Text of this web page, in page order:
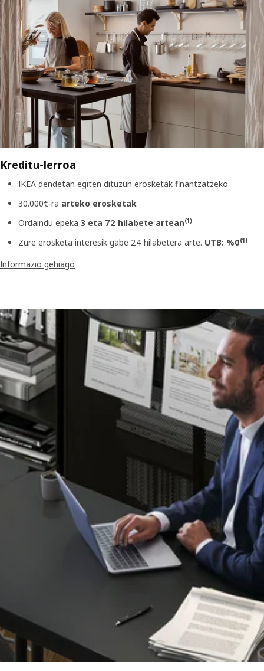
Kreditu-lerroa
IKEA dendetan egiten dituzun erosketak finantzatzeko
30.000€-ra arteko erosketak
Ordaindu epeka 3 eta 72 hilabete artean(1)
Zure erosketa interesik gabe 24 hilabetera arte. UTB: %0(1)
Informazio gehiago